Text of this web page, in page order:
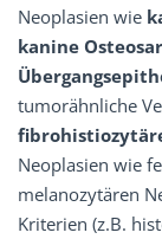
Neoplasien wie
kanine
tumorähnliche
Neoplasien wie
melanozytären
Kriterien (z.B.